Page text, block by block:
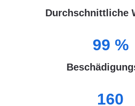
Durchschnittliche
99 %
160